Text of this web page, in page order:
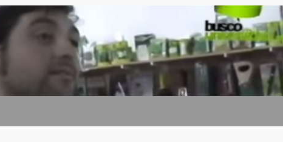
referidos a la producción agropecuaria y forestal a distintos
regional.
difusión y transferencia de tecnologías destinadas a la
destinados a la producción agropecuaria, forestal y participar en
a la producción agroindustrial.
destinados al mejoramiento, multiplicación y producción vegetal.
de establecimientos destinados al mejoramiento y